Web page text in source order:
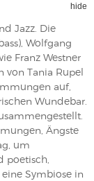
hide
Jazz. Die
Wolfgang
Franz Westner
von Tania Rupel
auf,
Wundebar.
Ängste
um
poetisch,
Symbiose in